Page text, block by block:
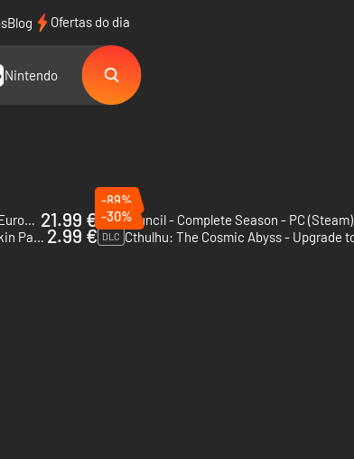
Blog Ofertas do dia
Nintendo
Cthulhu: The Cosmic Abyss - PC (Steam) - Europe & US & Canada 21.99 €
-89%
The Council - Complete Season - PC (Steam)
Cthulhu: The Cosmic Abyss - Sanity Skin Pack - PC (Steam) - Europe & US & Canada 2.99 €
-30%
DLC